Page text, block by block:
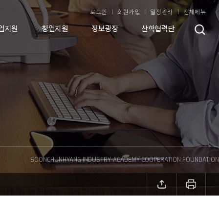
로그인 회원가입 일정관리 전체메뉴
지원 창업지원 정보광장 산학협력단
SOONCHUNHYANG INDUSTRY-ACADEMY COOPERATION FOUNDATION